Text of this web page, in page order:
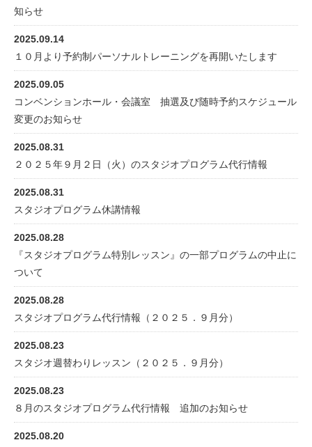
知らせ
2025.09.14
１０月より予約制パーソナルトレーニングを再開いたします
2025.09.05
コンベンションホール・会議室 抽選及び随時予約スケジュール
変更のお知らせ
2025.08.31
２０２５年９月２日（火）のスタジオプログラム代行情報
2025.08.31
スタジオプログラム休講情報
2025.08.28
『スタジオプログラム特別レッスン』の一部プログラムの中止に
ついて
2025.08.28
スタジオプログラム代行情報（２０２５．９月分）
2025.08.23
スタジオ週替わりレッスン（２０２５．９月分）
2025.08.23
８月のスタジオプログラム代行情報 追加のお知らせ
2025.08.20